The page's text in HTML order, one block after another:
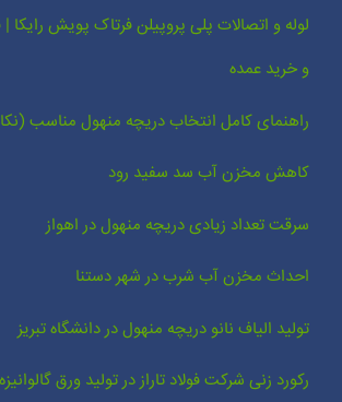
لوله و اتصالات پلی پروپیلن فرتاک پویش
و خرید عمده
راهنمای کامل انتخاب دریچه منهول مناسب
کاهش مخزن آب سد سفید رود
سرقت تعداد زیادی دریچه منهول در اهواز
احداث مخزن آب شرب در شهر دستنا
تولید الیاف نانو دریچه منهول در دانشگاه تبریز
رکورد زنی شرکت فولاد تاراز در تولید ورق